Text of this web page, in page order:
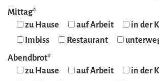
Mittag*
zu Hause
auf Arbeit
in der
Imbiss
Restaurant
Abendbrot*
zu Hause
auf Arbeit
in der